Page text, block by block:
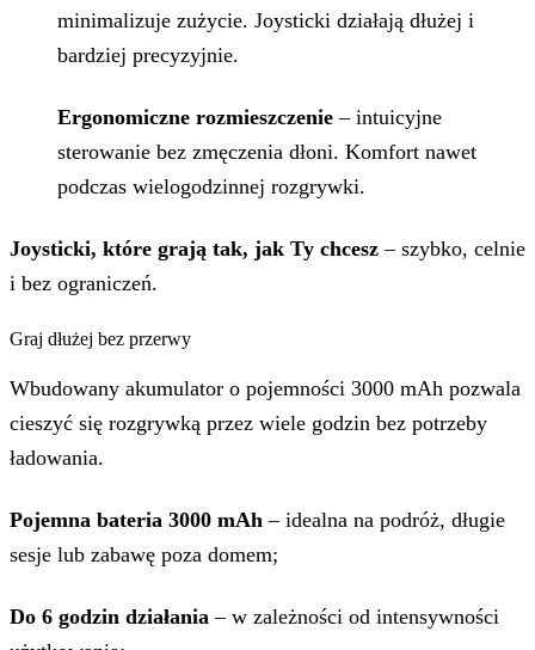
minimalizuje zużycie. Joysticki działają dłużej i
bardziej precyzyjnie.
Ergonomiczne rozmieszczenie – intuicyjne
sterowanie bez zmęczenia dłoni. Komfort nawet
podczas wielogodzinnej rozgrywki.
Joysticki, które grają tak, jak Ty chcesz – szybko, celnie
i bez ograniczeń.
Graj dłużej bez przerwy
Wbudowany akumulator o pojemności 3000 mAh pozwala
cieszyć się rozgrywką przez wiele godzin bez potrzeby
ładowania.
Pojemna bateria 3000 mAh – idealna na podróż, długie
sesje lub zabawę poza domem;
Do 6 godzin działania – w zależności od intensywności